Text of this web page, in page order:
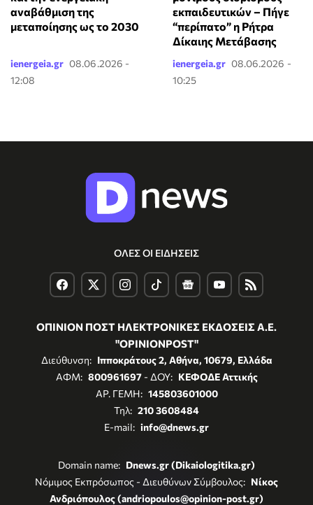
αναβάθμιση της
μεταποίησης ως το 2030
ienergeia.gr 08.06.2026 -
12:08
εκπαιδευτικών – Πήγε
“περίπατο” η Ρήτρα
Δίκαιης Μετάβασης
ienergeia.gr 08.06.2026 -
10:25
ΟΛΕΣ ΟΙ ΕΙΔΗΣΕΙΣ
ΟΠΙΝΙΟΝ ΠΟΣΤ ΗΛΕΚΤΡΟΝΙΚΕΣ ΕΚΔΟΣΕΙΣ Α.Ε.
"OPINIONPOST"
Διεύθυνση: Ιπποκράτους 2, Αθήνα, 10679, Ελλάδα
ΑΦΜ: 800961697- ΔΟΥ: ΚΕΦΟΔΕ Αττικής
ΑΡ. ΓΕΜΗ: 145803601000
Τηλ: 210 3608484
E-mail: info@dnews.gr
Domain name: Dnews.gr (Dikaiologitika.gr)
Νόμιμος Εκπρόσωπος - Διευθύνων Σύμβουλος: Νίκος
Ανδριόπουλος (andriopoulos@opinion-post.gr)